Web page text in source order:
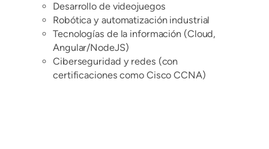
Desarrollo de videojuegos
Robótica y automatización industrial
Tecnologías de la información (Cloud,
Angular/NodeJS)
Ciberseguridad y redes (con
certificaciones como Cisco CCNA)